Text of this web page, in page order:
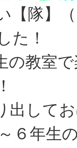
【隊】
た！
の教室
出して
６年生